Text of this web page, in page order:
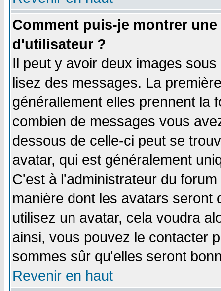
Comment puis-je montrer
d'utilisateur ?
Il peut y avoir deux images
lisez des messages. La
générallement elles prennent la
combien de messages vous
dessous de celle-ci peut se
avatar, qui est généralement
C'est à l'administrateur du
manière dont les avatars seront
utilisez un avatar, cela voudra
ainsi, vous pouvez le contacter
sommes sûr qu'elles seront
Revenir en haut